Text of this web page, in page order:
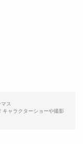
ス
キャラクターショーや撮影